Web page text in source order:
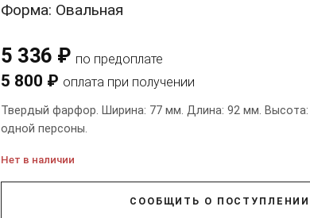
Форма: Овальная
5 336 ₽ по предоплате
5 800 ₽ оплата при получении
Твердый фарфор. Ширина: 77 мм. Длина: 92 мм.
одной персоны.
Нет в наличии
СООБЩИТЬ О ПОСТУПЛЕНИИ